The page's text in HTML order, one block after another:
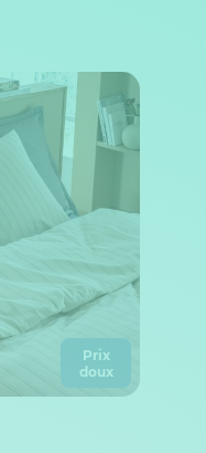
Prix
doux